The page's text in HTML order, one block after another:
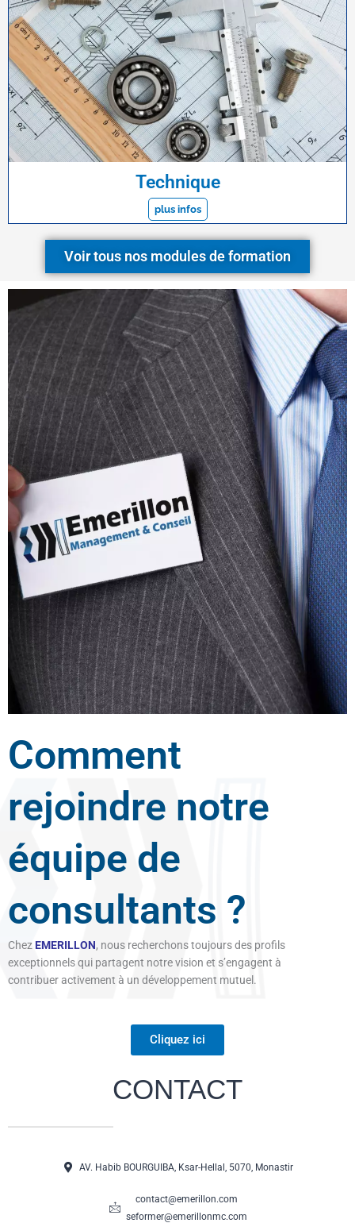
Technique
plus infos
Voir tous nos modules de formation
Comment
rejoindre notre
équipe de
consultants ?
Chez EMERILLON, nous recherchons toujours des profils
exceptionnels qui partagent notre vision et s’engagent à
contribuer activement à un développement mutuel.
Cliquez ici
CONTACT
AV. Habib BOURGUIBA, Ksar-Hellal, 5070, Monastir
contact@emerillon.com
seformer@emerillonmc.com